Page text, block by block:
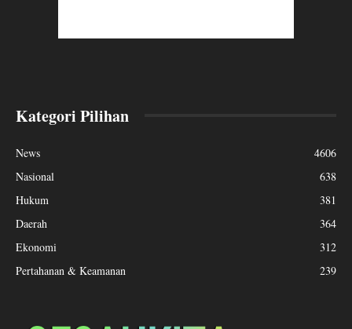
Kategori Pilihan
News
4606
Nasional
638
Hukum
381
Daerah
364
Ekonomi
312
Pertahanan & Keamanan
239